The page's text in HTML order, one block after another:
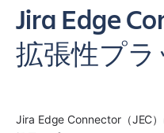
Jira Edge
拡張性プ
Jira Edge Connector（JEC